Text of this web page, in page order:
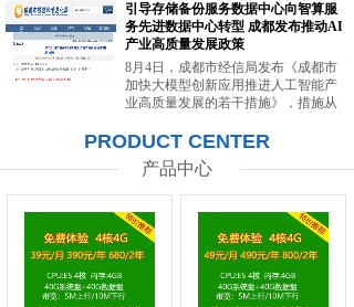
引导存储备份服务数据中心向智算服
务先进数据中心转型 成都发布推动AI
产业高质量发展政策
8月4日，成都市经信局发布《成都市
加快大模型创新应用推进人工智能产
业高质量发展的若干措施》，措施从
力等方面提出20条举措。...
PRODUCT CENTER
产品中心